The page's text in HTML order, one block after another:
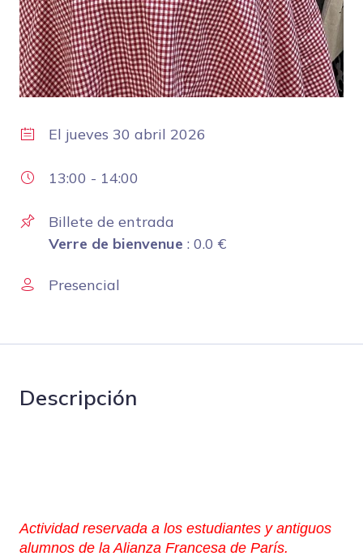
El jueves 30 abril 2026
13:00 - 14:00
Billete de entrada
Verre de bienvenue : 0.0 €
Presencial
Descripción
Actividad reservada a los estudiantes y antiguos
alumnos de la Alianza Francesa de París.